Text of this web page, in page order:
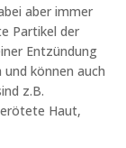
aber immer
Partikel der
Entzündung
können auch
z.B.
Haut,